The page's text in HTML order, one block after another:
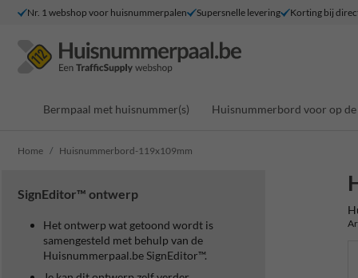
Nr. 1 webshop voor huisnummerpalen Supersnelle levering Korting bij
Bermpaal met huisnummer(s) Huisnummerbord voor op de
Home Huisnummerbord-119x109mm
SignEditor™ ontwerp
Het ontwerp wat getoond wordt is
samengesteld met behulp van de
Huisnummerpaal.be SignEditor™.